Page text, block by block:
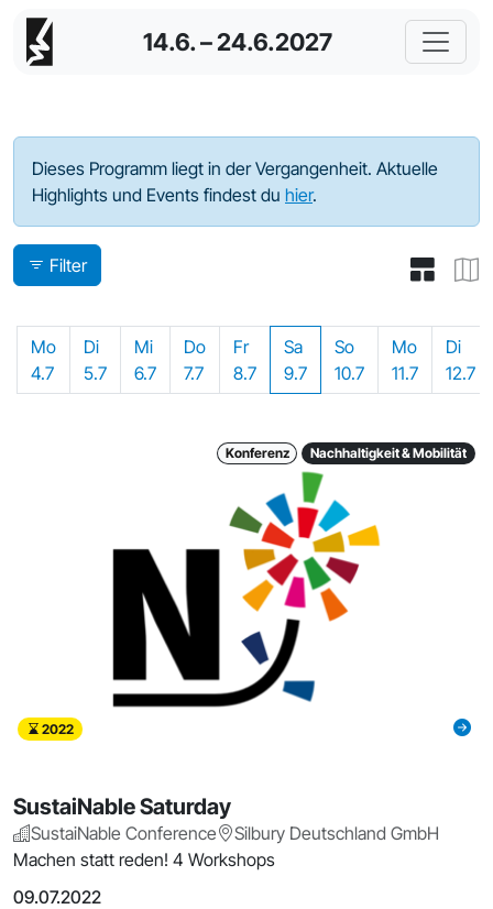
14.6. – 24.6.2027
Programm - 2022
Dieses Programm liegt in der Vergangenheit. Aktuelle
Highlights und Events findest du hier.
Filter
Mo
4.7
Di
5.7
Mi
6.7
Do
7.7
Fr
8.7
Sa
9.7
So
10.7
Mo
11.7
Di
12.7
Konferenz Nachhaltigkeit & Mobilität
2022
SustaiNable Saturday
SustaiNable Conference
Silbury Deutschland GmbH
Machen statt reden! 4 Workshops
09.07.2022